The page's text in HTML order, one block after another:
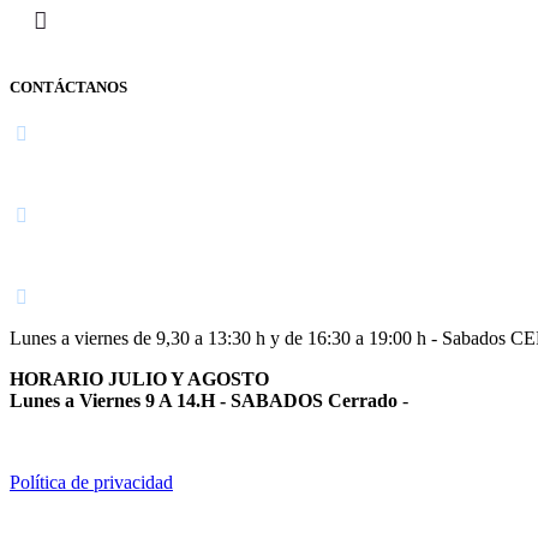
CONTÁCTANOS
Lunes a viernes de 9,30 a 13:30 h y de 16:30 a 19:00 h - Sabados
HORARIO JULIO Y AGOSTO
Lunes a Viernes 9 A 14.H - SABADOS Cerrado -
Política de privacidad